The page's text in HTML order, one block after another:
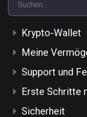
Krypto-Wallet
Meine
Support und
Erste Schritte
Sicherheit